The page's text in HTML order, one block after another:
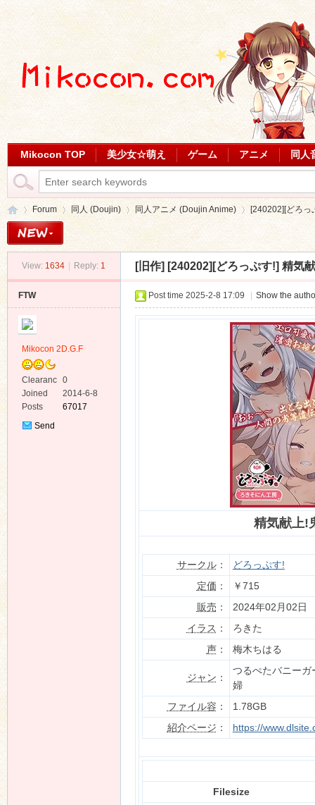
Mikocon TOP 美少女☆萌え ゲーム アニメ 同人
Forum
›
同人 (Doujin) 同人アニメ (Doujin Anime)
›
[240202][どろっ
View: 1634 Reply: 1 [旧作] [240202][どろっぷす!] 精気
FTW
Mikocon 2D.G.F
Clearanc
e
0
Joined
2014-6-8
Posts
67017
Send
Post time 2025-2-8 17:09 Show the
精気献上!
サークル：
どろっぷす!
定価 ：
￥715
販売 ：
2024年02月02日
イラス ：
ろきた
声： 梅木ちはる
ジャン ：
つるぺたバニー
婦
ファイル容 ：
1.78GB
紹介ページ ： https://
Filesize